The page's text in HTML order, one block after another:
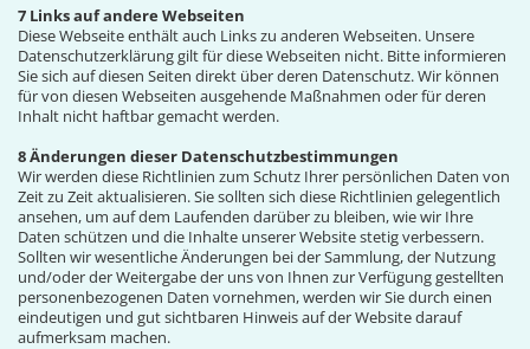
7 Links auf andere Webseiten
Diese Webseite enthält auch Links zu anderen Webseiten. Unsere
Datenschutzerklärung gilt für diese Webseiten nicht. Bitte informieren
Sie sich auf diesen Seiten direkt über deren Datenschutz. Wir können
für von diesen Webseiten ausgehende Maßnahmen oder für deren
Inhalt nicht haftbar gemacht werden.
8 Änderungen dieser Datenschutzbestimmungen
Wir werden diese Richtlinien zum Schutz Ihrer persönlichen Daten von
Zeit zu Zeit aktualisieren. Sie sollten sich diese Richtlinien gelegentlich
ansehen, um auf dem Laufenden darüber zu bleiben, wie wir Ihre
Daten schützen und die Inhalte unserer Website stetig verbessern.
Sollten wir wesentliche Änderungen bei der Sammlung, der Nutzung
und/oder der Weitergabe der uns von Ihnen zur Verfügung gestellten
personenbezogenen Daten vornehmen, werden wir Sie durch einen
eindeutigen und gut sichtbaren Hinweis auf der Website darauf
aufmerksam machen.